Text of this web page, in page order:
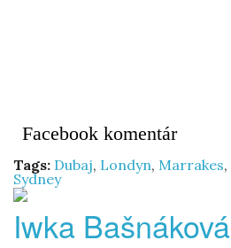
Facebook komentár
Tags: Dubaj, Londyn, Marrakes,
Sydney
Iwka Bašnáková